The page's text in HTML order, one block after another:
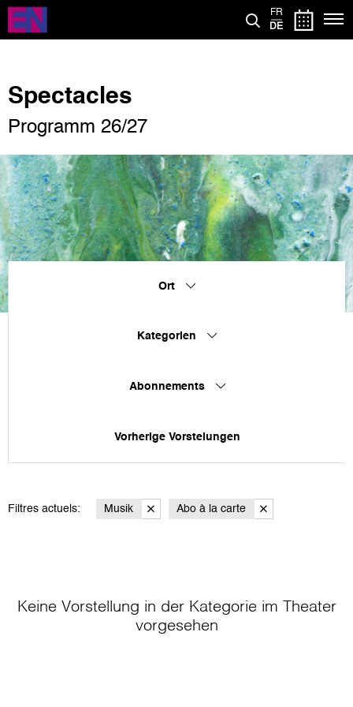
Direkt
zum
Inhalt
FR
DE
Spectacles
Programm 26/27
Ort
Kategorien
Abonnements
Vorherige Vorstelungen
Filtres actuels: Musik Abo à la carte
Keine Vorstellung in der Kategorie im Theater
vorgesehen